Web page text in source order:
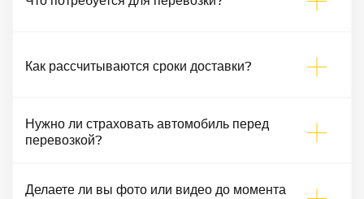
Как рассчитываются сроки доставки?
Нужно ли страховать автомобиль перед
перевозкой?
Делаете ли вы фото или видео до момента